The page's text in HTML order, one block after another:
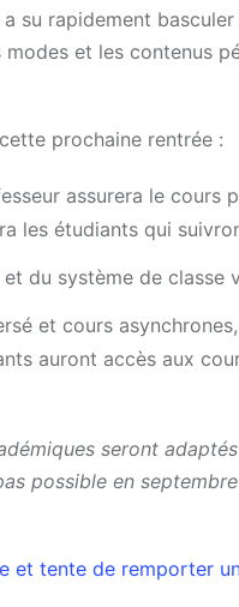
su rapidement
et les contenus
prochaine rentrée :
assurera le cours
les étudiants qui
et du système de classe
et cours
auront accès aux
seront
possible en
et tente de remporter